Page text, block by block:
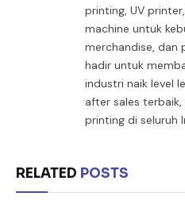
printing, UV
machine untuk
merchandise, dan
hadir untuk
industri naik level
after sales
printing di seluruh
RELATED POSTS